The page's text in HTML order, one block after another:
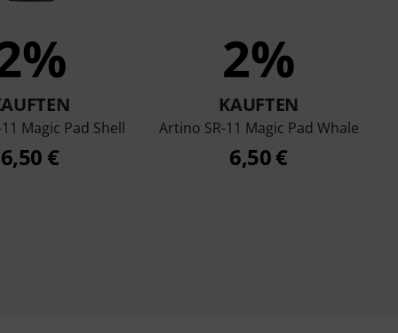
Magic Pad Shell
6,50 €
2%
KAUFTEN
Artino SR-11 Magic Pad Whale
6,50 €